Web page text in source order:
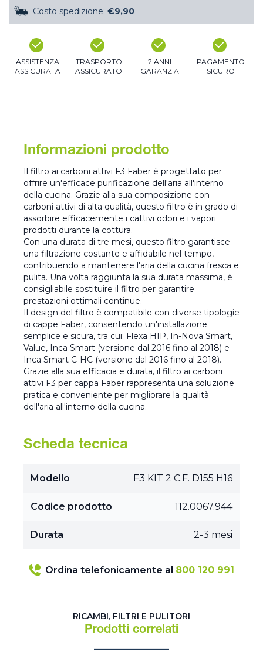
Costo spedizione: €9,90
ASSISTENZA
ASSICURATA
TRASPORTO
ASSICURATO
2 ANNI
GARANZIA
PAGAMENTO
SICURO
Informazioni prodotto
Il filtro ai carboni attivi F3 Faber è progettato per
offrire un'efficace purificazione dell'aria all'interno
della cucina. Grazie alla sua composizione con
carboni attivi di alta qualità, questo filtro è in grado di
assorbire efficacemente i cattivi odori e i vapori
prodotti durante la cottura.
Con una durata di tre mesi, questo filtro garantisce
una filtrazione costante e affidabile nel tempo,
contribuendo a mantenere l'aria della cucina fresca e
pulita. Una volta raggiunta la sua durata massima, è
consigliabile sostituire il filtro per garantire
prestazioni ottimali continue.
Il design del filtro è compatibile con diverse tipologie
di cappe Faber, consentendo un'installazione
semplice e sicura, tra cui: Flexa HIP, In-Nova Smart,
Value, Inca Smart (versione dal 2016 fino al 2018) e
Inca Smart C-HC (versione dal 2016 fino al 2018).
Grazie alla sua efficacia e durata, il filtro ai carboni
attivi F3 per cappa Faber rappresenta una soluzione
pratica e conveniente per migliorare la qualità
dell'aria all'interno della cucina.
Scheda tecnica
Modello F3 KIT 2 C.F. D155 H16
Codice prodotto 112.0067.944
Durata 2-3 mesi
Ordina telefonicamente al 800 120 991
RICAMBI, FILTRI E PULITORI
Prodotti correlati